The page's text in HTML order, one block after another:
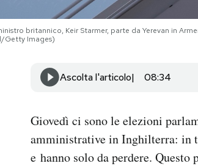
britannico, Keir Starmer, parte da Yerevan in
Getty Images)
Ascolta l'articolo 08:34
Giovedì ci sono le elezioni
amministrative in Inghilterra: in
e hanno solo da perdere. Questo